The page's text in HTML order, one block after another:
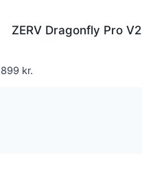
ZERV Dragonfly Pro V2
899 kr.